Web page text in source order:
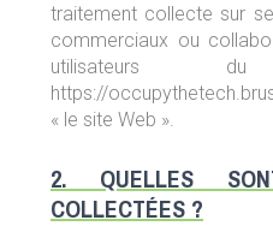
traitement collecte sur
commerciaux ou
utilisateurs
https://
« le site Web ».
2. QUELLES
COLLECTÉES ?